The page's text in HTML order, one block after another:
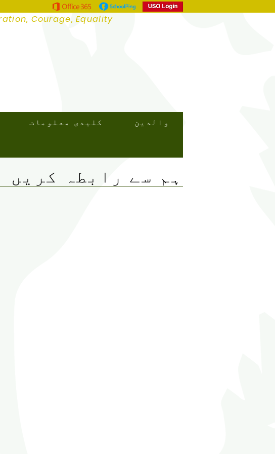
Courage, Equality
کلیدی معلومات والدین
ہم سے رابطہ کریں